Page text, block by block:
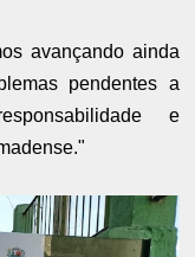
avançando ainda
pendentes a
e